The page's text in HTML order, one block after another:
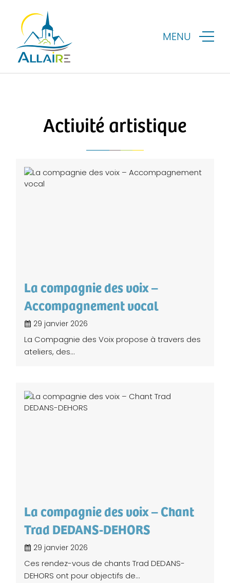
MENU
Activité artistique
La compagnie des voix –
Accompagnement vocal
29 janvier 2026
La Compagnie des Voix propose à travers des
ateliers, des...
La compagnie des voix – Chant
Trad DEDANS-DEHORS
29 janvier 2026
Ces rendez-vous de chants Trad DEDANS-
DEHORS ont pour objectifs de...